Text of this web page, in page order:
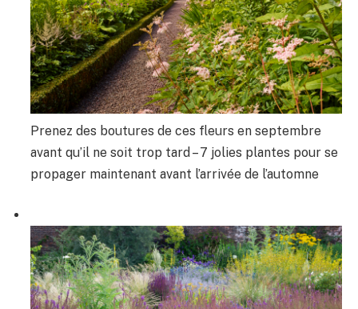
Prenez des boutures de ces fleurs en septembre
avant qu’il ne soit trop tard – 7 jolies plantes pour se
propager maintenant avant l’arrivée de l’automne